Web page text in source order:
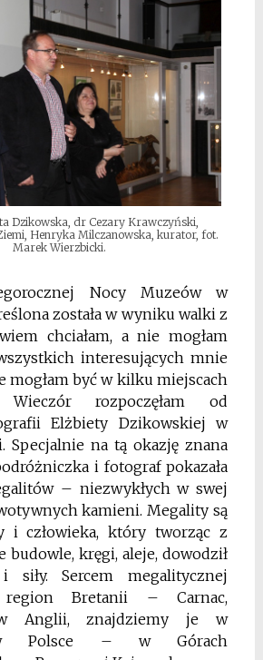
Dzikowska, dr Cezary Krawczyński,
Henryka Milczanowska, kurator, fot.
Marek Wierzbicki.
Nocy Muzeów w
została w wyniku walki z
chciałam, a nie mogłam
interesujących mnie
mogłam być w kilku miejscach
Wieczór rozpoczęłam od
Elżbiety Dzikowskiej w
Specjalnie na tą okazję znana
i fotograf pokazała
– niezwykłych w swej
kamieni. Megality są
i człowieka, który tworząc z
budowle, kręgi, aleje, dowodził
Sercem megalitycznej
Bretanii – Carnac,
w Anglii, znajdziemy je w
Polsce – w Górach